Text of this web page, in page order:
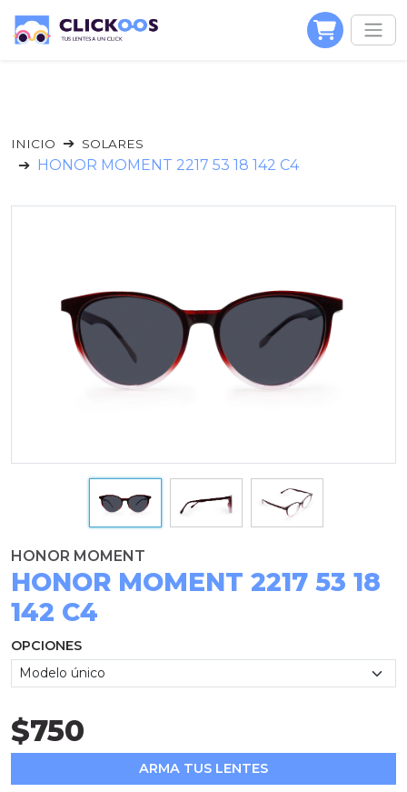
INICIO SOLARES
HONOR MOMENT 2217 53 18 142 C4
HONOR MOMENT
HONOR MOMENT 2217 53 18
142 C4
OPCIONES
$750
ARMA TUS LENTES